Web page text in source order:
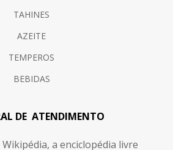
TAHINES
AZEITE
TEMPEROS
BEBIDAS
DE ATENDIMENTO